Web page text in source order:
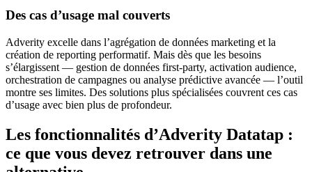
Des cas d’usage mal couverts
Adverity excelle dans l’agrégation de données marketing et la
création de reporting performatif. Mais dès que les besoins
s’élargissent — gestion de données first-party, activation audience,
orchestration de campagnes ou analyse prédictive avancée — l’outil
montre ses limites. Des solutions plus spécialisées couvrent ces cas
d’usage avec bien plus de profondeur.
Les fonctionnalités d’Adverity Datatap :
ce que vous devez retrouver dans une